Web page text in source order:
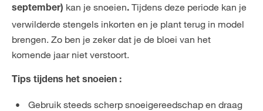
september) kan je snoeien. Tijdens deze periode kan je
verwilderde stengels inkorten en je plant terug in model
brengen. Zo ben je zeker dat je de bloei van het
komende jaar niet verstoort.
Tips tijdens het snoeien :
Gebruik steeds scherp snoeigereedschap en draag